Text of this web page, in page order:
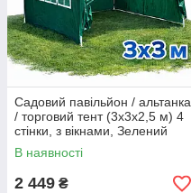
Садовий павільйон / альтанка
/ торговий тент (3x3x2,5 м) 4
стінки, з вікнами, Зелений
В наявності
2 449 ₴